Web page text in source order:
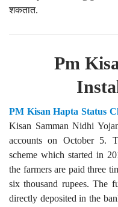
शकतात.
Pm
PM Kisan Hapta Status
Kisan Samman Nidhi
accounts on October 5.
scheme which started in
the farmers are paid three
six thousand rupees. The
directly deposited in the